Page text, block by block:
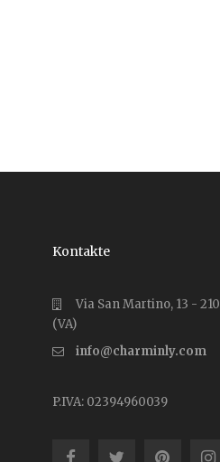
Kontakte
Via San Martino, 13 -
(VA)
info@charminly.com
P.IVA: 02394960039